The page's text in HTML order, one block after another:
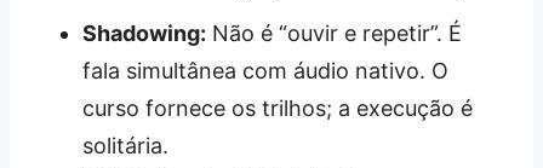
Shadowing: Não é “ouvir e repetir”. É
fala simultânea com áudio nativo. O
curso fornece os trilhos; a execução é
solitária.